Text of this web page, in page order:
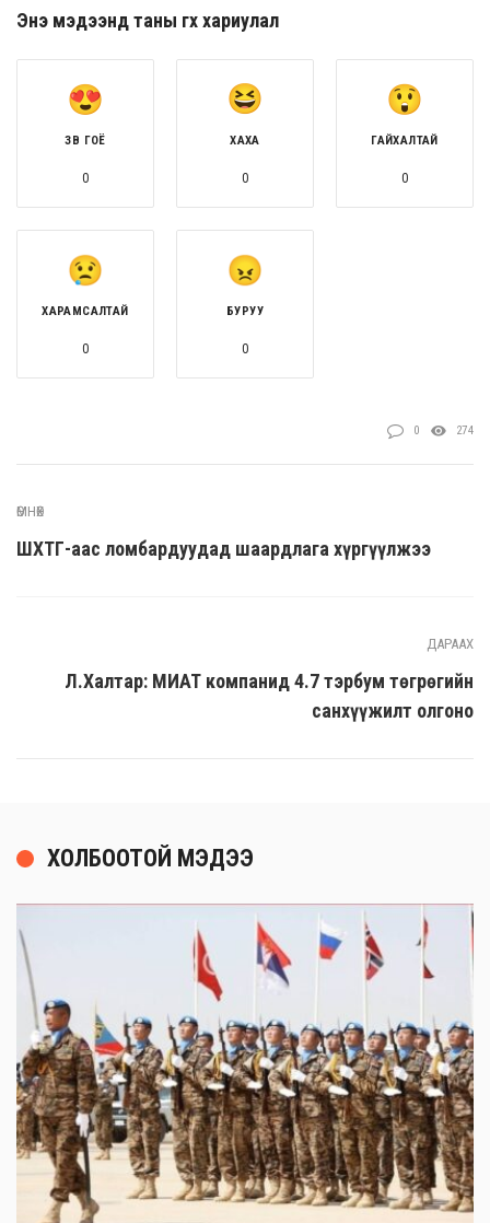
Энэ мэдээнд таны өгөх хариулал
ЗӨВ ГОЁ
0
ХАХА
0
ГАЙХАЛТАЙ
0
ХАРАМСАЛТАЙ
0
БУРУУ
0
0 274
ӨМНӨХ
ШӨХТГ-аас ломбардуудад шаардлага хүргүүлжээ
ДАРААХ
Л.Халтар: МИАТ компанид 4.7 тэрбум төгрөгийн
санхүүжилт олгоно
ХОЛБООТОЙ МЭДЭЭ